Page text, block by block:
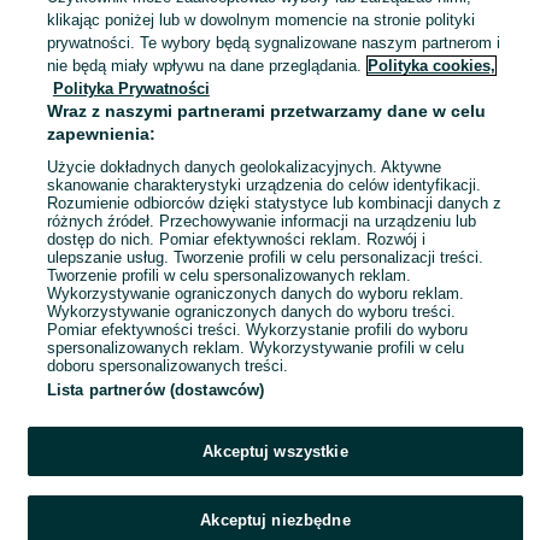
Milicz
Dzisiaj o 15:05
27,5'' 584x22,5 DT Swiss 240s
621,13 zł z Pakietem Ochronnym
Milicz
Odświeżono dzisiaj o 14:44
1 2 3 ... 32
klikając poniżej lub w dowolnym momencie na stronie polityki
prywatności. Te wybory będą sygnalizowane naszym partnerom i
nie będą miały wpływu na dane przeglądania. Polityka cookies,
Polityka Prywatności
Wraz z naszymi partnerami przetwarzamy dane w celu
zapewnienia:
Użycie dokładnych danych geolokalizacyjnych. Aktywne
skanowanie charakterystyki urządzenia do celów identyfikacji.
Rozumienie odbiorców dzięki statystyce lub kombinacji danych z
różnych źródeł. Przechowywanie informacji na urządzeniu lub
dostęp do nich. Pomiar efektywności reklam. Rozwój i
ulepszanie usług. Tworzenie profili w celu personalizacji treści.
Tworzenie profili w celu spersonalizowanych reklam.
Wykorzystywanie ograniczonych danych do wyboru reklam.
Wykorzystywanie ograniczonych danych do wyboru treści.
Pomiar efektywności treści. Wykorzystanie profili do wyboru
spersonalizowanych reklam. Wykorzystywanie profili w celu
doboru spersonalizowanych treści.
Lista partnerów (dostawców)
Akceptuj wszystkie
Akceptuj niezbędne